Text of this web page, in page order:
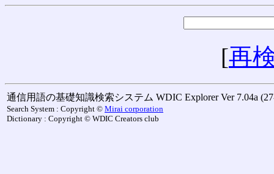
[再
通信用語の基礎知識検索システム WDIC Explorer Ver 7.04a
Search System : Copyright © Mirai corporation
Dictionary : Copyright © WDIC Creators club